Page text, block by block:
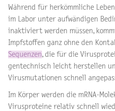
Während für herkömmliche
im Labor unter aufwändigen
inaktiviert werden müssen,
Impfstoffen ganz ohne den
Sequenzen, die für die
gentechnisch leicht herstellen
Virusmutationen schnell
Im Körper werden die mRNA-
Virusproteine relativ schnell